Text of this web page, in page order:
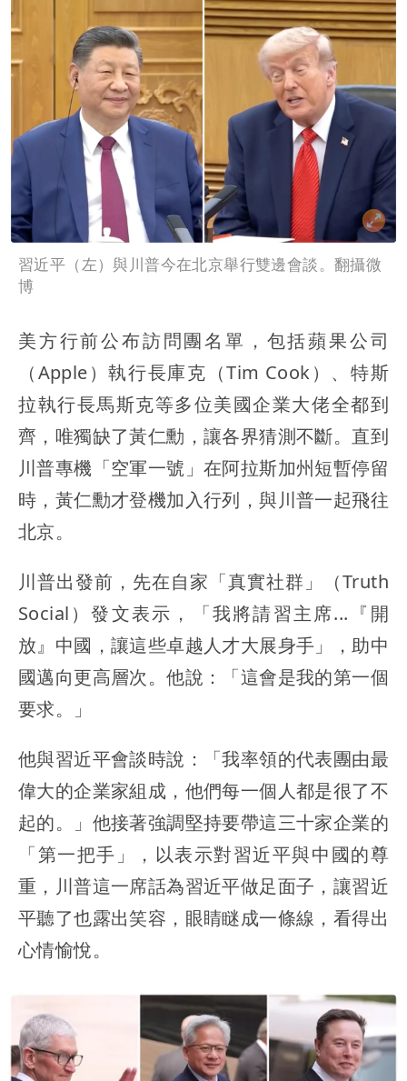
習近平（左）與川普今在北京舉行雙邊會談。翻攝微
博
美方行前公布訪問團名單，包括蘋果公司
（Apple）執行長庫克（Tim Cook）、特斯
拉執行長馬斯克等多位美國企業大佬全都到
齊，唯獨缺了黃仁勳，讓各界猜測不斷。直到
川普專機「空軍一號」在阿拉斯加州短暫停留
時，黃仁勳才登機加入行列，與川普一起飛往
北京。
川普出發前，先在自家「真實社群」（Truth
Social）發文表示，「我將請習主席...『開
放』中國，讓這些卓越人才大展身手」，助中
國邁向更高層次。他說：「這會是我的第一個
要求。」
他與習近平會談時說：「我率領的代表團由最
偉大的企業家組成，他們每一個人都是很了不
起的。」他接著強調堅持要帶這三十家企業的
「第一把手」，以表示對習近平與中國的尊
重，川普這一席話為習近平做足面子，讓習近
平聽了也露出笑容，眼睛瞇成一條線，看得出
心情愉悅。